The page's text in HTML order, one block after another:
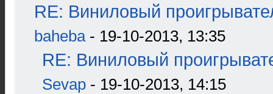
RE: Виниловый
baheba- 19-10-2013, 13:35
RE: Виниловый
Sevap - 19-10-2013, 14:15